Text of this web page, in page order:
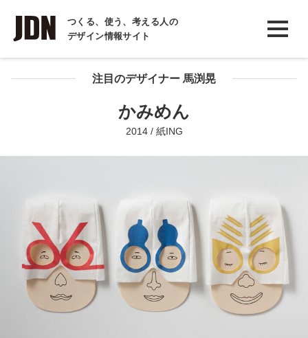
つくる、使う、考える人の
デザイン情報サイト
INTERVIEW
インタビュー
REPORT注目のデザイナー 馬渕晃
かみめん
2014 / 紙ING